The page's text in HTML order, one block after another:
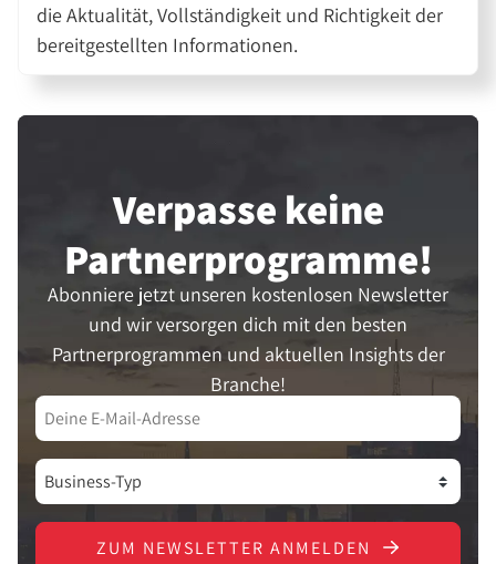
die Aktualität, Vollständigkeit und Richtigkeit der
bereitgestellten Informationen.
Verpasse keine
Partner­programme!
Abonniere jetzt unseren kostenlosen Newsletter
und wir versorgen dich mit den besten
Partnerprogrammen und aktuellen Insights der
Branche!
ZUM NEWSLETTER ANMELDEN